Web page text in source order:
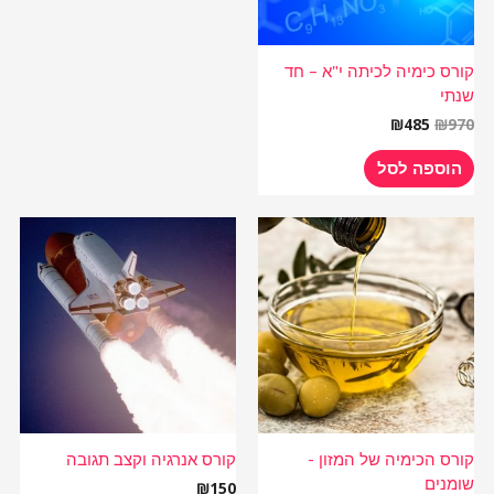
קורס כימיה לכיתה י"א – חד
שנתי
₪970
₪485
הוספה לסל
קורס הכימיה של המזון -
שומנים
קורס אנרגיה וקצב תגובה
₪150